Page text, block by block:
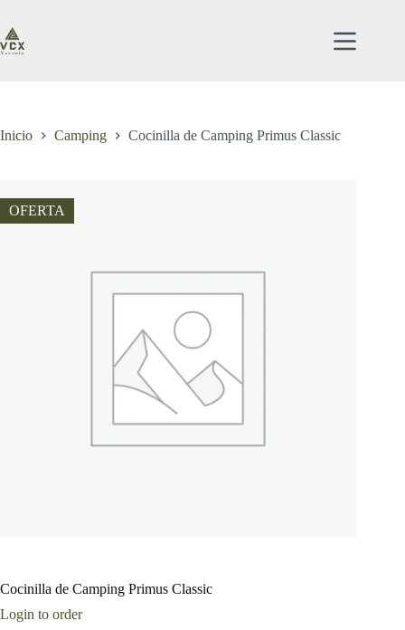
contenido
Inicio Camping Cocinilla de Camping Primus Classic
OFERTA
Cocinilla de Camping Primus Classic
Login to order